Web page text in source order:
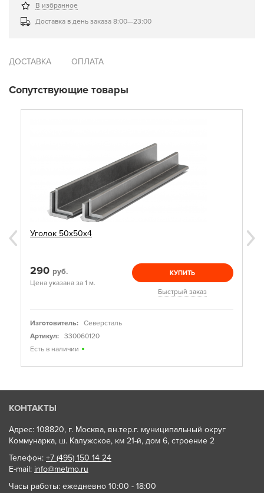
В избранное
Доставка в день заказа 8:00—23:00
ДОСТАВКА ОПЛАТА
Сопутствующие товары
Уголок 50х50х4
290 руб.
Цена указана за 1 м.
КУПИТЬ
Быстрый заказ
Изготовитель:
Северсталь
Артикул:
330060120
Есть в наличии
КОНТАКТЫ
Адрес: 108820, г. Москва, вн.тер.г. муниципальный округ
Коммунарка, ш. Калужское, км 21-й, дом 6, строение 2
Телефон: +7 (495) 150 14 24
E-mail: info@metmo.ru
Часы работы: ежедневно 10:00 - 18:00